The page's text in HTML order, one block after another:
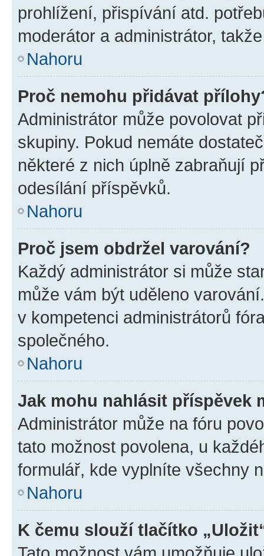
prohlížení, přispívání atd.
moderátor a administrátor,
Nahoru
Proč nemohu přidávat
Administrátor může povolovat
skupiny. Pokud nemáte
některé z nich úplně zabraňují
odesílání příspěvků.
Nahoru
Proč jsem obdržel varování?
Každý administrátor si může
může vám být uděleno
v kompetenci administrátorů
společného.
Nahoru
Jak mohu nahlásit příspěvek
Administrátor může na fóru
tato možnost povolena, u
formulář, kde vyplníte všechny
Nahoru
K čemu slouží tlačítko